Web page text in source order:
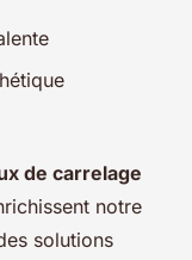
de carrelage
notre
solutions